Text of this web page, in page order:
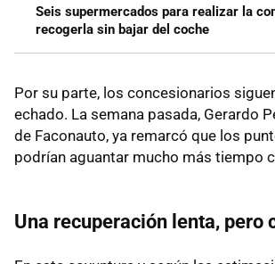
Seis supermercados para realizar la
recogerla sin bajar del coche
Por su parte, los concesionarios
echado. La semana pasada, Gerardo
de Faconauto, ya remarcó que los
podrían aguantar mucho más tiempo
Una recuperación lenta, pero